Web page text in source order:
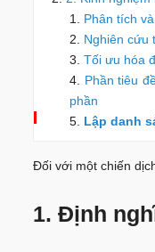
Phân tích
Nghiên cứu
Tối ưu hóa
Phần tiêu
phần
Lập danh
Đối với một chiến
1. Định